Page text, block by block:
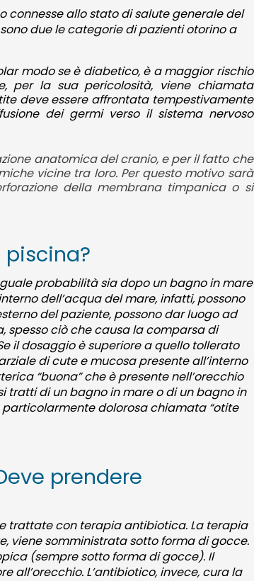
connesse allo stato di salute generale del
due le categorie di pazienti otorino a
modo se è diabetico, è a maggior rischio
per la sua pericolosità, viene chiamata
deve essere affrontata tempestivamente
dei germi verso il sistema nervoso
anatomica del cranio, e per il fatto che
vicine tra loro. Per questo motivo sarà
della membrana timpanica o si
probabilità sia dopo un bagno in mare
dell’acqua del mare, infatti, possono
del paziente, possono dar luogo ad
spesso ciò che causa la comparsa di
il dosaggio è superiore a quello tollerato
di cute e mucosa presente all’interno
“buona” che è presente nell’orecchio
tratti di un bagno in mare o di un bagno in
particolarmente dolorosa chiamata “otite
prendere
trattate con terapia antibiotica. La terapia
viene somministrata sotto forma di gocce.
(sempre sotto forma di gocce). Il
all’orecchio. L’antibiotico, invece, cura la